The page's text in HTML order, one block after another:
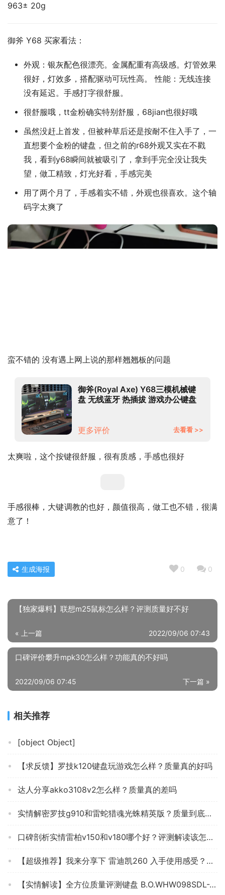
963± 20g
御斧 Y68 买家看法：
外观：银灰配色很漂亮。金属配重有高级感。灯管效果
很好，灯效多，搭配驱动可玩性高。 性能：无线连接
没有延迟。手感打字很舒服。
很舒服哦，tt金粉确实特别舒服，68jian也很好哦
虽然没赶上首发，但被种草后还是按耐不住入手了，一
直想要个金粉的键盘，但之前的r68外观又实在不戳
我，看到y68瞬间就被吸引了，拿到手完全没让我失
望，做工精致，灯光好看，手感完美
用了两个月了，手感着实不错，外观也很喜欢。这个轴
码字太爽了
蛮不错的 没有遇上网上说的那样翘翘板的问题
御斧(Royal Axe) Y68三模机械键
盘 无线蓝牙 热插拔 游戏办公键盘
更多评价
去看看 >>
太爽啦，这个按键很舒服，很有质感，手感也很好
手感很棒，大键调教的也好，颜值很高，做工也不错，很满
意了！
0 0
生成海报
【独家爆料】联想m25鼠标怎么样？评测质量好不好
« 上一篇 2022/09/06 07:43
口碑评价攀升mpk30怎么样？功能真的不好吗
下一篇 »
2022/09/06 07:45
相关推荐
[object Object]
【求反馈】罗技k120键盘玩游戏怎么样？质量真的好吗
达人分享akko3108v2怎么样？质量真的差吗
实情解密罗技g910和雷蛇猎魂光蛛精英版？质量到底怎么样好不好
口碑剖析实情雷柏v150和v180哪个好？评测解读该怎么选
【超级推荐】我来分享下 雷迪凯260 入手使用感受？键盘评测质量怎么样！
【实情解读】全方位质量评测键盘 B.O.WHW098SDL-2怎么样？买前一定要先知道这些情况！